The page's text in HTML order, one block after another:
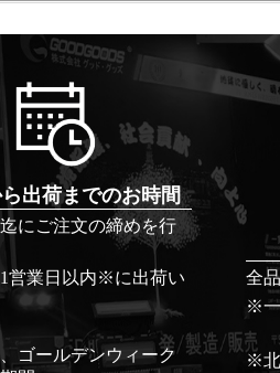
出荷までのお時間
にご注文の締めを行
営業日以内※に出荷い
ゴールデンウィーク
全
※一
※北